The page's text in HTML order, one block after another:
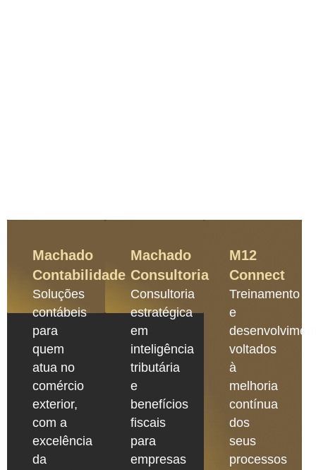
Machado
Contabilidade
Soluções
contábeis
para
quem
atua no
comércio
exterior,
com a
excelência
da
Machado
Consultoria
Consultoria
estratégica
em
inteligência
tributária
e
benefícios
fiscais
para
empresas
M12
Connect
Treinamento
e
voltados
à
melhoria
contínua
dos
seus
processos